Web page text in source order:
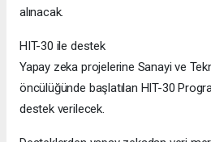
alınacak.
HIT-30 ile destek
Yapay zeka projelerine Sanayi ve
öncülüğünde başlatılan HIT-30
destek verilecek.